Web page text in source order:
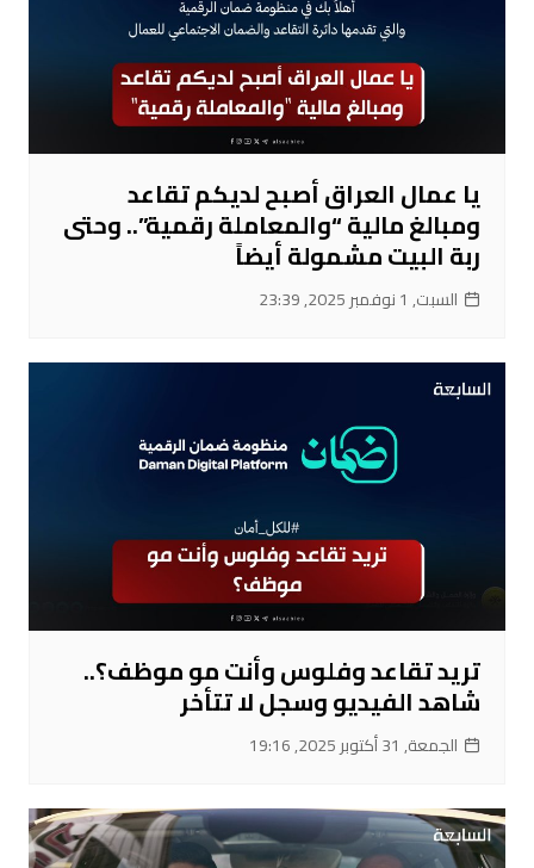
يا عمال العراق أصبح لديكم تقاعد
ومبالغ مالية “والمعاملة رقمية”.. وحتى
ربة البيت مشمولة أيضاً
السبت, 1 نوفمبر 2025, 23:39
تريد تقاعد وفلوس وأنت مو موظف؟..
شاهد الفيديو وسجل لا تتأخر
الجمعة, 31 أكتوبر 2025, 19:16